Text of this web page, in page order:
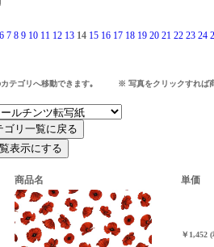
6 7 8 9 10 11 12 13 14 15 16 17 18 19 20 21 22 23 24
カテゴリへ移動できます｡ ※ 写真をクリックすれば商
商品名 単価
￥1,452